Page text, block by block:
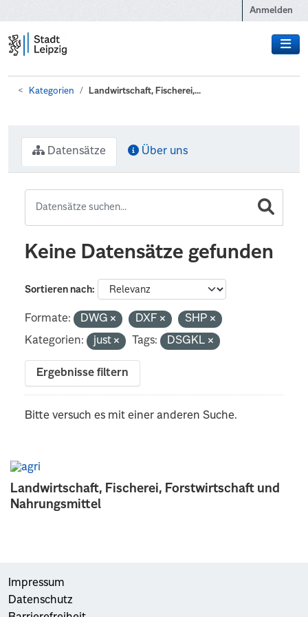
Anmelden
Kategorien Landwirtschaft, Fischerei,...
Landwirtschaft, Fischerei, Forstwirtschaft und
Nahrungsmittel
Datensätze Über uns
Keine Datensätze gefunden
Sortieren nach
Formate: DWG DXF
SHP
Kategorien:
just Tags: DSGKL
Ergebnisse filtern
Bitte versuch es mit einer anderen Suche.
Impressum
Datenschutz